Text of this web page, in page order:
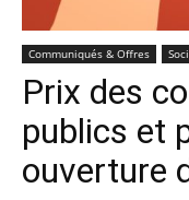
Communiqués & Offres
Prix des
publics et
ouverture